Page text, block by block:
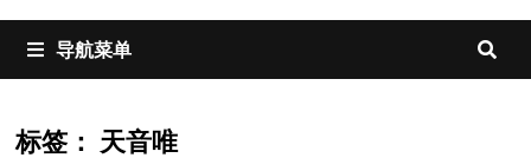
导航菜单
标签： 天音唯